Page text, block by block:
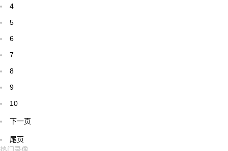
4
5
6
7
8
9
10
下一页
尾页